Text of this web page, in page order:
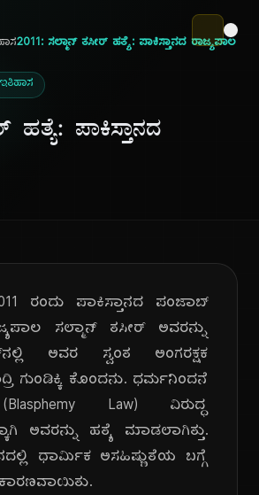
2011: ಸಲ್ಮಾನ್ ತಸೀರ್ ಹತ್ಯೆ: ಪಾಕಿಸ್ತಾನದ ರಾಜ್ಯಪಾಲ
ಹತ್ಯೆ: ಪಾಕಿಸ್ತಾನದ
ರಂದು ಪಾಕಿಸ್ತಾನದ ಪಂಜಾಬ್
ಸಲ್ಮಾನ್ ತಸೀರ್ ಅವರನ್ನು
ಅವರ ಸ್ವಂತ ಅಂಗರಕ್ಷಕ
ಗುಂಡಿಕ್ಕಿ ಕೊಂದನು. ಧರ್ಮನಿಂದನೆ
Law) ವಿರುದ್ಧ
ಅವರನ್ನು ಹತ್ಯೆ ಮಾಡಲಾಗಿತ್ತು.
ಧಾರ್ಮಿಕ ಅಸಹಿಷ್ಣುತೆಯ ಬಗ್ಗೆ